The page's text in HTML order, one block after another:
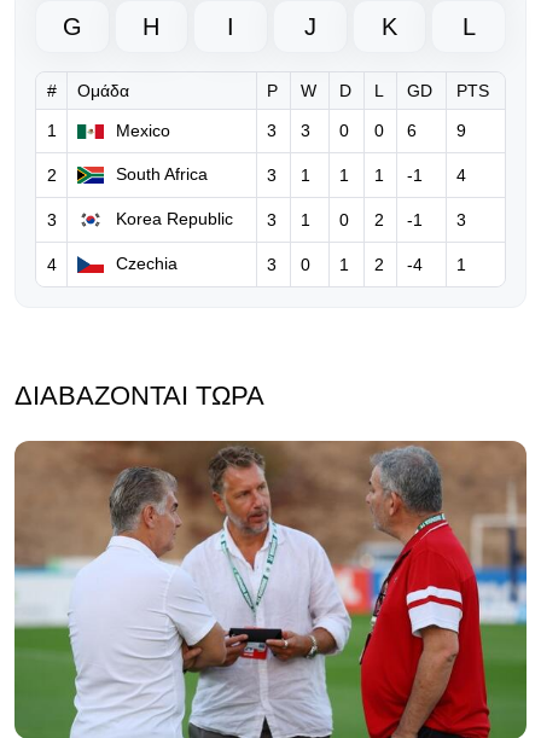
Νέο ξεκάθαρο μήνυμα της UEFA
προς τη FIFA για τον Ινφαντίνο
06.08.2026 | 10:36
FIFA: Παραδέχεται λάθη του
Ινφαντίνο, τον στηρίζει και
ξεκαθαρίζει… «δεν θα δεχθούμε
καμία επίθεση»
06.08.2026 | 08:39
Ο Ινφαντίνο υπόσχεται τον τελικό
05.08.2026 | 17:32
«Πρέπει να παραιτηθείς για να
σωθεί το ποδόσφαιρο»
G H I J K L
# Ομάδα P W D L GD PTS
1 Mexico 3 3 0 0 6 9
2 South Africa 3 1 1 1 -1 4
3 Korea Republic 3 1 0 2 -1 3
4 Czechia 3 0 1 2 -4 1
ΔΙΑΒΆΖΟΝΤΑΙ ΤΏΡΑ